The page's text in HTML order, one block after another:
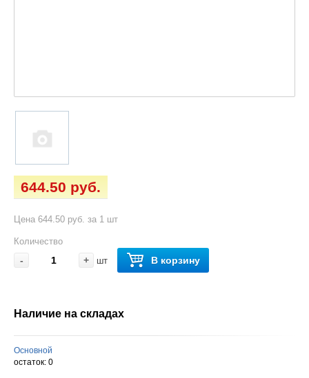
644.50 руб.
Цена 644.50 руб. за 1 шт
Количество
- + шт В корзину
Наличие на складах
Основной
остаток: 0